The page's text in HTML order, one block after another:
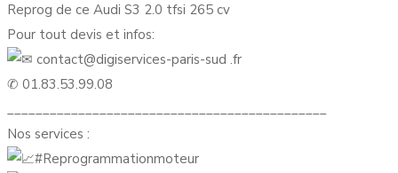
Reprog de ce Audi S3 2.0 tfsi 265 cv
Pour tout devis et infos:
contact@digiservices-paris-sud .fr
✆ 01.83.53.99.08
_____________________________________________
Nos services :
#Reprogrammationmoteur